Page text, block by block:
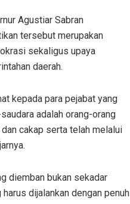
Agustiar Sabran
tersebut merupakan
sekaligus upaya
daerah.
kepada para pejabat yang
adalah orang-orang
cakap serta telah melalui
diemban bukan sekadar
dijalankan dengan penuh